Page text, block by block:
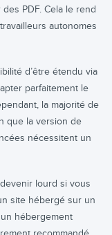
PDF. Cela le rend
autonomes
d’être étendu via
parfaitement le
la majorité de
que la version de
nécessitent un
lourd si vous
site hébergé sur un
hébergement